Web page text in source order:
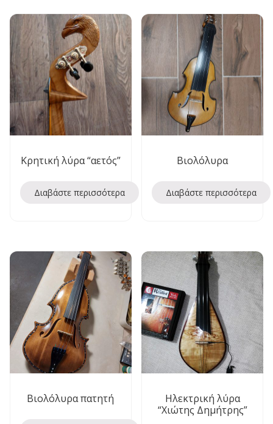
Κρητική λύρα “αετός”
Διαβάστε περισσότερα
Βιολόλυρα
Διαβάστε περισσότερα
Βιολόλυρα πατητή
Ηλεκτρική λύρα
“Χιώτης Δημήτρης”